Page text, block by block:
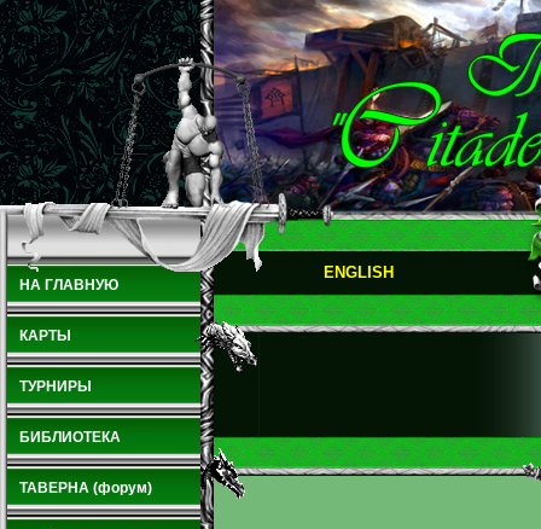
НА ГЛАВНУЮ
КАРТЫ
ТУРНИРЫ
БИБЛИОТЕКА
ТАВЕРНА (форум)
ENGLISH